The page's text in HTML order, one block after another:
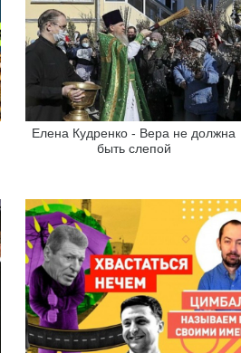
Елена Кудренко - Вера не должна
быть слепой